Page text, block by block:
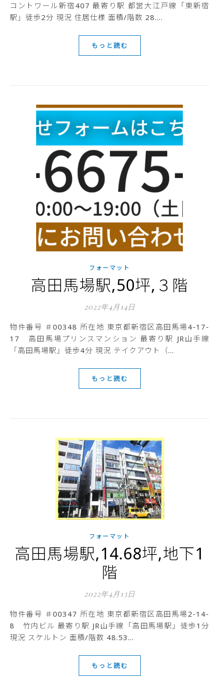
コントワール新宿407 最寄り駅 都営大江戸線「東新宿
駅」徒歩2分 現況 住居仕様 面積/階数 28.…
もっと読む
フォーマット
高田馬場駅,50坪,３階
2022年4月14日
物件番号 ＃00348 所在地 東京都新宿区高田馬場4-17-
17 高田馬場プリンスマンション 最寄り駅 JR山手線
「高田馬場駅」徒歩4分 現況 テイクアウト（…
もっと読む
フォーマット
高田馬場駅,14.68坪,地下1
階
2022年4月13日
物件番号 ＃00347 所在地 東京都新宿区高田馬場2-14-
8 竹内ビル 最寄り駅 JR山手線「高田馬場駅」徒歩1分
現況 スケルトン 面積/階数 48.53…
もっと読む